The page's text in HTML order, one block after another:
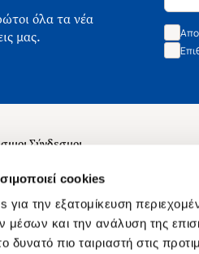
cookies
για την εξατομίκευση
μέσων και την ανάλυση της
πιο ταιριαστή στις
όλα τα νέα
μας.
Σύνδεσμοι
με εμάς
Εργασίας
για τις "Λίστες Επιθυμητών" και
Χρήσης Αναζήτησης